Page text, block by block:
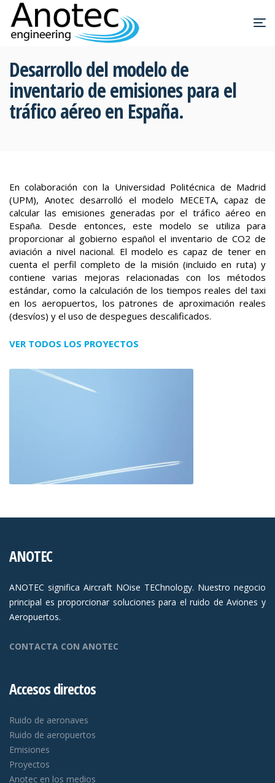
Desarrollo del modelo de
inventario de emisiones para el
tráfico aéreo en España.
En colaboración con la Universidad Politécnica de Madrid
(UPM), Anotec desarrolló el modelo MECETA, capaz de
calcular las emisiones generadas por el tráfico aéreo en
España. Desde entonces, este modelo se utiliza para
proporcionar al gobierno español el inventario de CO2 de
aviación a nivel nacional. El modelo es capaz de tener en
cuenta el perfil completo de la misión (incluido en ruta) y
contiene varias mejoras relacionadas con los métodos
estándar, como la calculación de los tiempos reales del taxi
en los aeropuertos, los patrones de aproximación reales
(desvíos) y el uso de despegues descalificados.
VER TODOS LOS PROYECTOS
ANOTEC
ANOTEC significa Aircraft NOise TEChnology. Nuestro negocio
principal es proporcionar soluciones para el ruido de Aviones y
Aeropuertos.
CONTACTA CON ANOTEC
Accesos directos
Ruido de aeronaves
Ruido de aeropuertos
Emisiones
Proyectos
Anotec en los medios